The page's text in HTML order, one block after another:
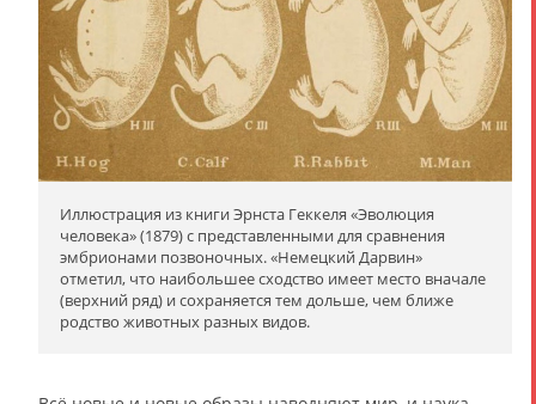
Иллюстрация из книги Эрнста Геккеля «Эволюция
человека» (1879) с представленными для сравнения
эмбрионами позвоночных. «Немецкий Дарвин»
отметил, что наибольшее сходство имеет место вначале
(верхний ряд) и сохраняется тем дольше, чем ближе
родство животных разных видов.